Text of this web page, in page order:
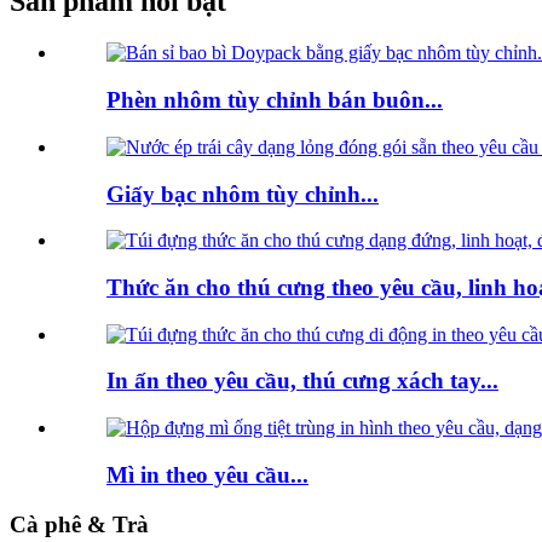
Phèn nhôm tùy chỉnh bán buôn...
Giấy bạc nhôm tùy chỉnh...
Thức ăn cho thú cưng theo yêu cầu, linh
In ấn theo yêu cầu, thú cưng xách tay...
Mì in theo yêu cầu...
Cà phê & Trà